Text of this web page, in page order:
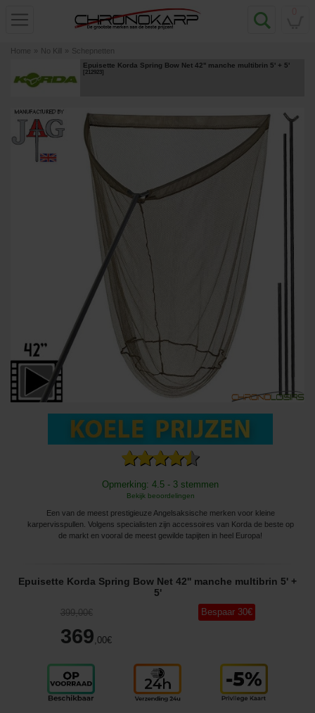
Home » No Kill » Schepnetten
Epuisette Korda Spring Bow Net 42'' manche multibrin 5' + 5'
[212923]
Opmerking: 4.5 - 3 stemmen
Bekijk beoordelingen
Een van de meest prestigieuze Angelsaksische merken voor kleine
karpervisspullen. Volgens specialisten zijn accessoires van Korda de beste op
de markt en vooral de meest gewilde tapijten in heel Europa!
Epuisette Korda Spring Bow Net 42'' manche multibrin 5' +
5'
399,00€
369 ,00€
Bespaar 30€